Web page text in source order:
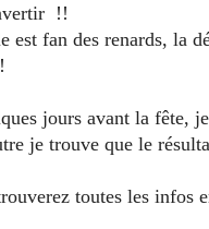
!!
fan des renards, la
jours avant la fête,
je trouve que le
toutes les infos